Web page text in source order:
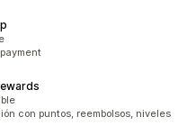
con puntos, reembolsos, niveles